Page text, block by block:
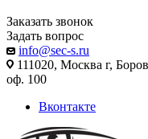
Заказать звонок
Задать вопрос
info@sec-s.ru
111020, Москва г,
оф. 100
Вконтакте